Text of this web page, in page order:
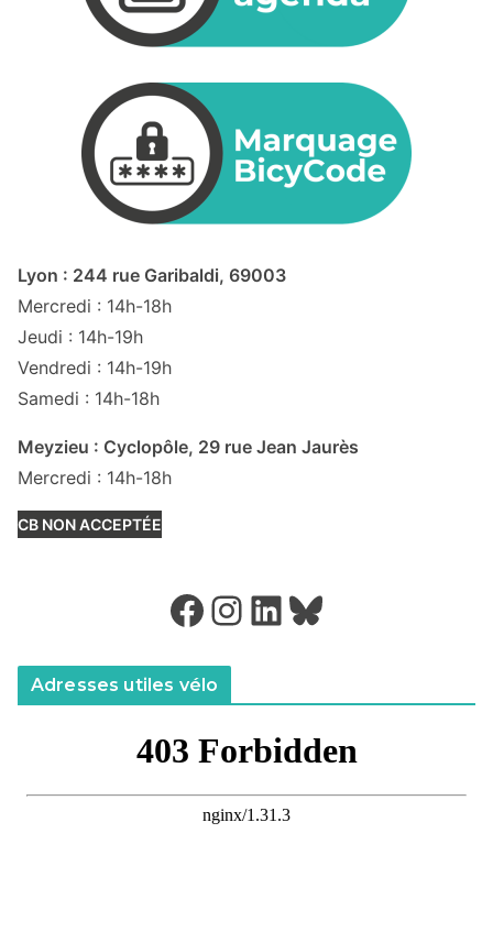
Lyon : 244 rue Garibaldi, 69003
Mercredi : 14h-18h
Jeudi : 14h-19h
Vendredi : 14h-19h
Samedi : 14h-18h
Meyzieu : Cyclopôle, 29 rue Jean Jaurès
Mercredi : 14h-18h
CB NON ACCEPTÉE
Facebook Instagram LinkedIn Bluesky
Adresses utiles vélo